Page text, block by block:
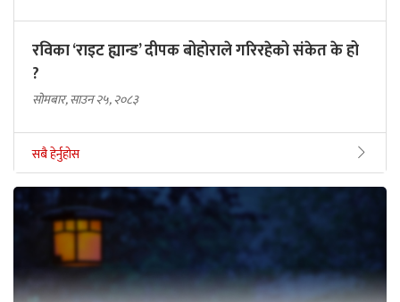
रविका ‘राइट ह्यान्ड’ दीपक बोहोराले गरिरहेको संकेत के हो
?
सोमबार, साउन २५, २०८३
सबै हेर्नुहोस